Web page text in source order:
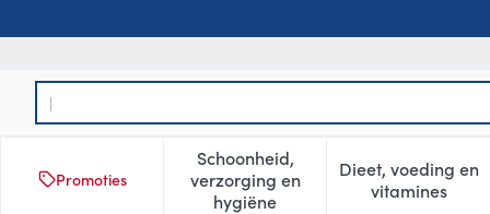
Product, merk, categorie...
Promoties
Schoonheid,
verzorging en
hygiëne
Toon submenu voor
Dieet, voeding en
vitamines
Toon